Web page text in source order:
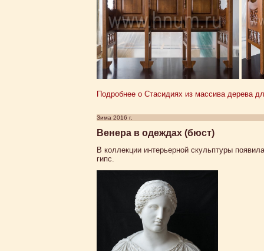
Подробнее о Стасидиях из массива дерева
Зима 2016 г.
Венера в одеждах (бюст)
В коллекции интерьерной скульптуры
гипс.